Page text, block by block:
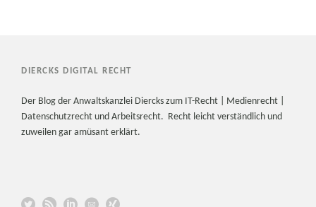
DIERCKS DIGITAL RECHT
Der Blog der Anwaltskanzlei Diercks zum IT-Recht | Medienrecht |
Datenschutzrecht und Arbeitsrecht. Recht leicht verständlich und
zuweilen gar amüsant erklärt.